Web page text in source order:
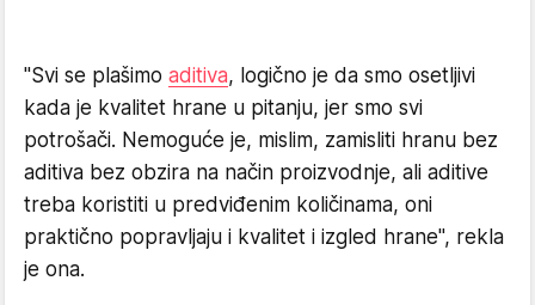
"Svi se plašimo aditiva, logično je da smo osetljivi
kada je kvalitet hrane u pitanju, jer smo svi
potrošači. Nemoguće je, mislim, zamisliti hranu bez
aditiva bez obzira na način proizvodnje, ali aditive
treba koristiti u predviđenim količinama, oni
praktično popravljaju i kvalitet i izgled hrane", rekla
je ona.